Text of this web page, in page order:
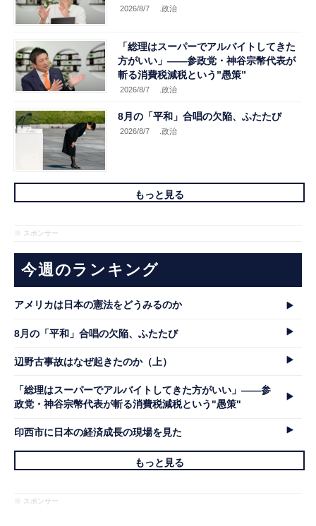
2026/8/7 .政治
「総理はスーパーでアルバイトしてきた
方がいい」――参政党・神谷宗幣代表が
斬る消費税減税という”愚策”
2026/8/7 .政治
8月の「平和」合唱の欠陥、ふたたび
2026/8/7 .政治
もっと見る
※ スポンサー
今週のランキング
アメリカは日本の憲法をどうみるのか
8月の「平和」合唱の欠陥、ふたたび
辺野古事故はなぜ起きたのか（上）
「総理はスーパーでアルバイトしてきた方がいい」――参
政党・神谷宗幣代表が斬る消費税減税という"愚策"
印西市に日本の経済成長の現場を見た
もっと見る
※ スポンサー